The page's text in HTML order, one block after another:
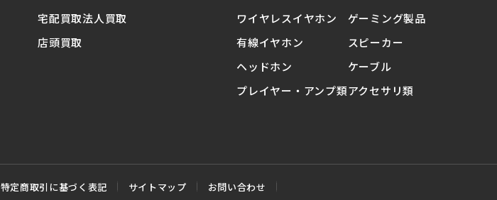
宅配買取
店頭買取
法人買取
ワイヤレスイヤホン
有線イヤホン
ヘッドホン
プレイヤー・アンプ類
ゲーミング製品
スピーカー
ケーブル
アクセサリ類
特定商取引に基づく表記 サイトマップ お問い合わせ